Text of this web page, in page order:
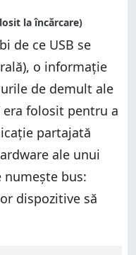
de ce USB se
o informație
de demult ale
folosit pentru a
partajată
ale unui
numește bus:
dispozitive să